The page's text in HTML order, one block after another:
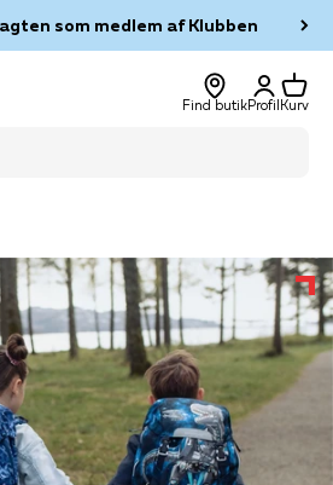
som medlem af Klubben
Find butik
Log ind
Profil
Kurv
Kurv